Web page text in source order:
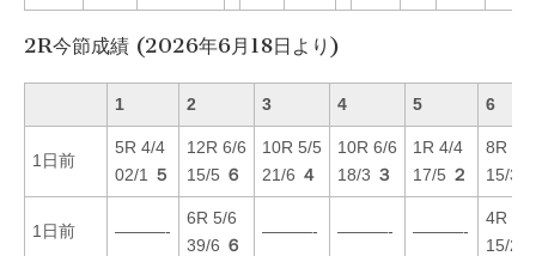
2R今節成績 (2026年6月18日より)
1 2 3 4 5 6
1日前
5R 4/4
02/1
５
12R 6/6
15/5 ６
10R 5/5
21/6 ４
10R 6/6
18/3 ３
1R 4/4
17/5 ２
8R 3/3
15/3
1日前 ———-
6R 5/6
39/6 ６
———- ———- ———-
4R 4/4
15/2